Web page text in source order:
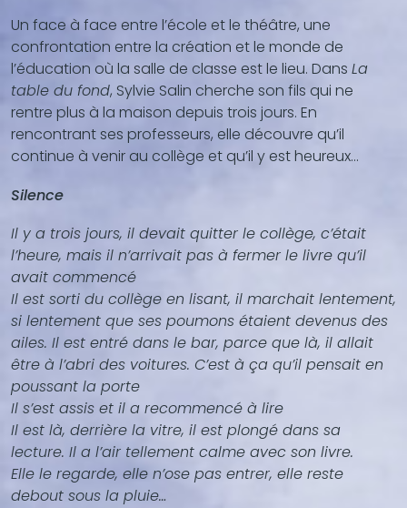
Un face à face entre l’école et le théâtre, une
confrontation entre la création et le monde de
l’éducation où la salle de classe est le lieu. Dans La
table du fond, Sylvie Salin cherche son fils qui ne
rentre plus à la maison depuis trois jours. En
rencontrant ses professeurs, elle découvre qu’il
continue à venir au collège et qu’il y est heureux…
Silence
Il y a trois jours, il devait quitter le collège, c’était
l’heure, mais il n’arrivait pas à fermer le livre qu’il
avait commencé
Il est sorti du collège en lisant, il marchait lentement,
si lentement que ses poumons étaient devenus des
ailes. Il est entré dans le bar, parce que là, il allait
être à l’abri des voitures. C’est à ça qu’il pensait en
poussant la porte
Il s’est assis et il a recommencé à lire
Il est là, derrière la vitre, il est plongé dans sa
lecture. Il a l’air tellement calme avec son livre.
Elle le regarde, elle n’ose pas entrer, elle reste
debout sous la pluie…